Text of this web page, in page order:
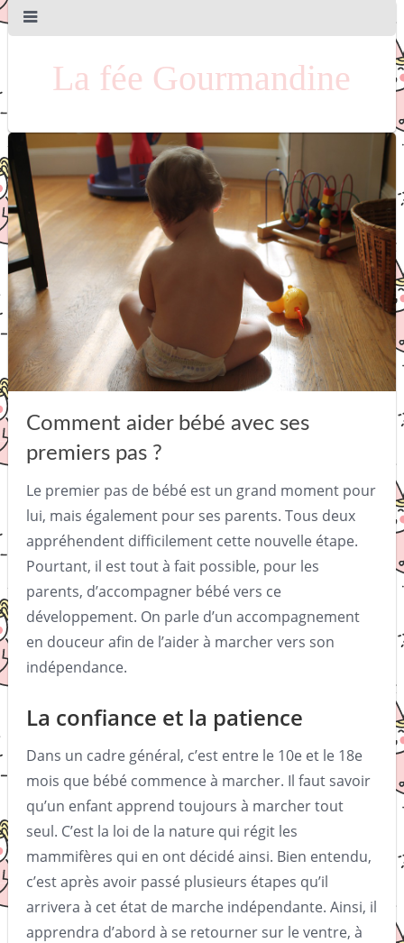
La fée Gourmandine
Comment aider bébé avec ses
premiers pas ?
Le premier pas de bébé est un grand moment pour
lui, mais également pour ses parents. Tous deux
appréhendent difficilement cette nouvelle étape.
Pourtant, il est tout à fait possible, pour les
parents, d’accompagner bébé vers ce
développement. On parle d’un accompagnement
en douceur afin de l’aider à marcher vers son
indépendance.
La confiance et la patience
Dans un cadre général, c’est entre le 10e et le 18e
mois que bébé commence à marcher. Il faut savoir
qu’un enfant apprend toujours à marcher tout
seul. C’est la loi de la nature qui régit les
mammifères qui en ont décidé ainsi. Bien entendu,
c’est après avoir passé plusieurs étapes qu’il
arrivera à cet état de marche indépendante. Ainsi, il
apprendra d’abord à se retourner sur le ventre, à